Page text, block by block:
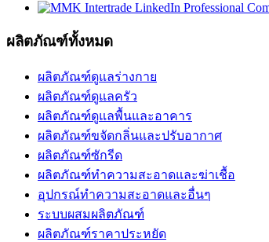
ผลิตภัณฑ์ทั้งหมด
ผลิตภัณฑ์ดูแลร่างกาย
ผลิตภัณฑ์ดูแลครัว
ผลิตภัณฑ์ดูแลพื้นและอาคาร
ผลิตภัณฑ์ขจัดกลิ่นและปรับอากาศ
ผลิตภัณฑ์ซักรีด
ผลิตภัณฑ์ทำความสะอาดและฆ่าเชื้อ
อุปกรณ์ทำความสะอาดและอื่นๆ
ระบบผสมผลิตภัณฑ์
ผลิตภัณฑ์ราคาประหยัด